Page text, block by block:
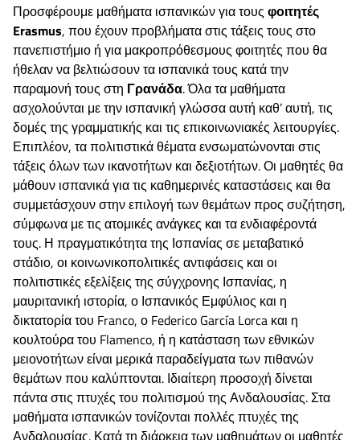
Προσφέρουμε μαθήματα ισπανικών για τους φοιτητές
Erasmus, που έχουν προβλήματα στις τάξεις τους στο
πανεπιστήμιο ή για μακροπρόθεσμους φοιτητές που θα
ήθελαν να βελτιώσουν τα ισπανικά τους κατά την
παραμονή τους στη Γρανάδα. Όλα τα μαθήματα
ασχολούνται με την ισπανική γλώσσα αυτή καθ’ αυτή, τις
δομές της γραμματικής και τις επικοινωνιακές λειτουργίες.
Επιπλέον, τα πολιτιστικά θέματα ενσωματώνονται στις
τάξεις όλων των ικανοτήτων και δεξιοτήτων. Οι μαθητές θα
μάθουν ισπανικά για τις καθημερινές καταστάσεις και θα
συμμετάσχουν στην επιλογή των θεμάτων προς συζήτηση,
σύμφωνα με τις ατομικές ανάγκες και τα ενδιαφέροντά
τους. Η πραγματικότητα της Ισπανίας σε μεταβατικό
στάδιο, οι κοινωνικοπολιτικές αντιφάσεις και οι
πολιτιστικές εξελίξεις της σύγχρονης Ισπανίας, η
μαυριτανική ιστορία, ο Ισπανικός Εμφύλιος και η
δικτατορία του Franco, ο Federico García Lorca και η
κουλτούρα του Flamenco, ή η κατάσταση των εθνικών
μειονοτήτων είναι μερικά παραδείγματα των πιθανών
θεμάτων που καλύπτονται. Ιδιαίτερη προσοχή δίνεται
πάντα στις πτυχές του πολιτισμού της Ανδαλουσίας. Στα
μαθήματα ισπανικών τονίζονται πολλές πτυχές της
Ανδαλουσίας. Κατά τη διάρκεια των μαθημάτων οι μαθητές